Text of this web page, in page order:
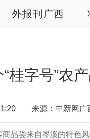
外报刊广西
桂字号”农
来源：中新网广
品尝来自岑溪的特色